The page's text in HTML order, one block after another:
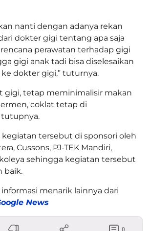
nanti dengan adanya rekan
dokter gigi tentang apa saja
perawatan terhadap gigi
gigi anak tadi bisa diselesaikan
dokter gigi,” tuturnya.
gigi, tetap meminimalisir makan
coklat tetap di
tutupnya.
tersebut di sponsori oleh
Cussons, PJ-TEK Mandiri,
sehingga kegiatan tersebut
baik.
menarik lainnya dari
News
0